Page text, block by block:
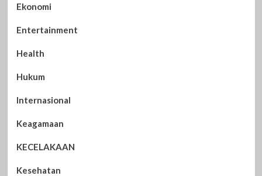
Ekonomi
Entertainment
Health
Hukum
Internasional
Keagamaan
KECELAKAAN
Kesehatan